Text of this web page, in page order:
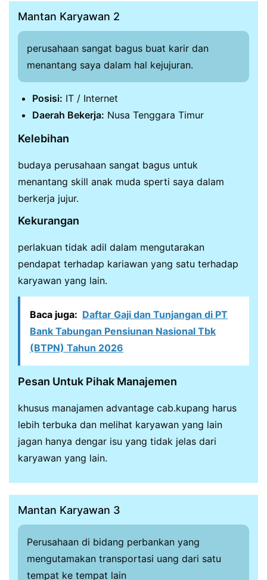
Mantan Karyawan 2
perusahaan sangat bagus buat karir dan
menantang saya dalam hal kejujuran.
Posisi: IT / Internet
Daerah Bekerja: Nusa Tenggara Timur
Kelebihan
budaya perusahaan sangat bagus untuk
menantang skill anak muda sperti saya dalam
berkerja jujur.
Kekurangan
perlakuan tidak adil dalam mengutarakan
pendapat terhadap kariawan yang satu terhadap
karyawan yang lain.
Baca juga: Daftar Gaji dan Tunjangan di PT
Bank Tabungan Pensiunan Nasional Tbk
(BTPN) Tahun 2026
Pesan Untuk Pihak Manajemen
khusus manajamen advantage cab.kupang harus
lebih terbuka dan melihat karyawan yang lain
jagan hanya dengar isu yang tidak jelas dari
karyawan yang lain.
Mantan Karyawan 3
Perusahaan di bidang perbankan yang
mengutamakan transportasi uang dari satu
tempat ke tempat lain